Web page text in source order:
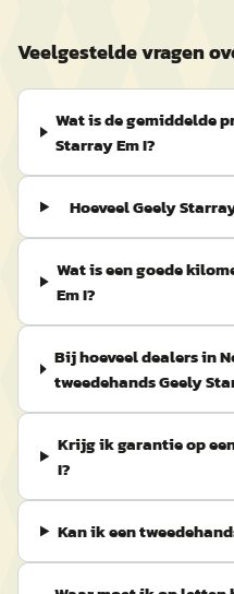
Veelgestelde vragen
Wat is de gemiddelde
Starray Em I?
Hoeveel Geely
Wat is een goede
Em I?
Bij hoeveel dealers in
tweedehands Geely
Krijg ik garantie op
I?
Kan ik een